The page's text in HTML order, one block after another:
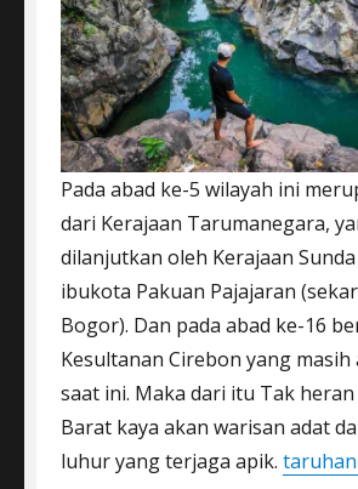
Pada abad ke-5 wilayah ini
dari Kerajaan Tarumanegara,
dilanjutkan oleh Kerajaan
ibukota Pakuan Pajajaran
Bogor). Dan pada abad ke-16
Kesultanan Cirebon yang masih
saat ini. Maka dari itu Tak heran
Barat kaya akan warisan adat
luhur yang terjaga apik.